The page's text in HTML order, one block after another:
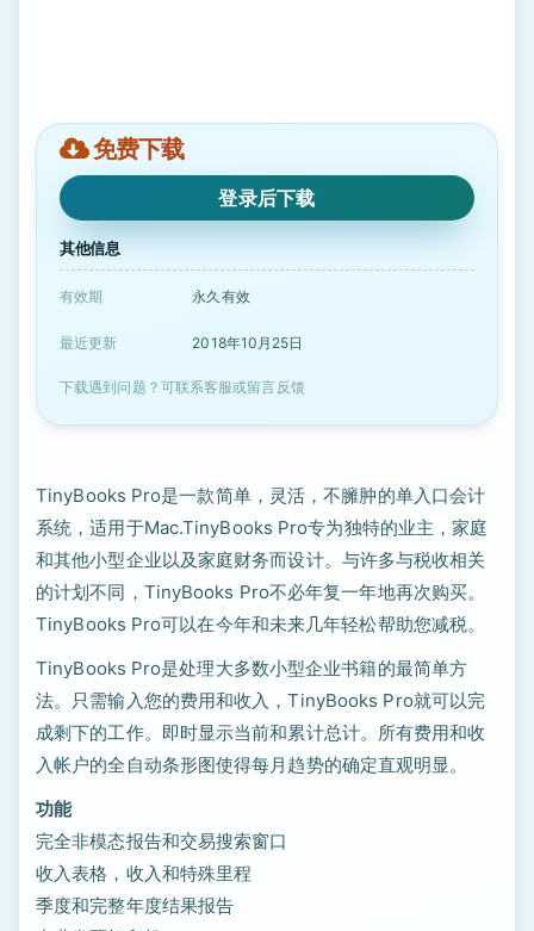
免费下载
登录后下载
其他信息
有效期 永久有效
最近更新 2018年10月25日
下载遇到问题？可联系客服或留言反馈
TinyBooks Pro是一款简单，灵活，不臃肿的单入口会计
系统，适用于Mac.TinyBooks Pro专为独特的业主，家庭
和其他小型企业以及家庭财务而设计。与许多与税收相关
的计划不同，TinyBooks Pro不必年复一年地再次购买。
TinyBooks Pro可以在今年和未来几年轻松帮助您减税。
TinyBooks Pro是处理大多数小型企业书籍的最简单方
法。只需输入您的费用和收入，TinyBooks Pro就可以完
成剩下的工作。即时显示当前和累计总计。所有费用和收
入帐户的全自动条形图使得每月趋势的确定直观明显。
功能
完全非模态报告和交易搜索窗口
收入表格，收入和特殊里程
季度和完整年度结果报告